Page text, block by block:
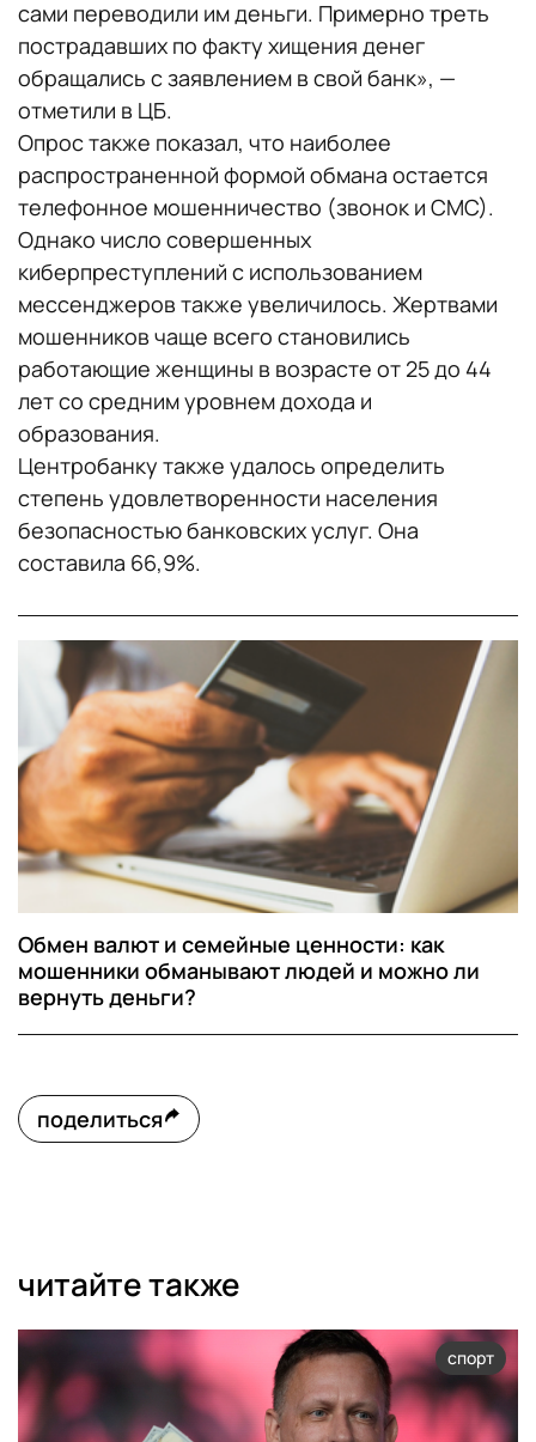
сами переводили им деньги. Примерно треть
пострадавших по факту хищения денег
обращались с заявлением в свой банк», —
отметили в ЦБ.
Опрос также показал, что наиболее
распространенной формой обмана остается
телефонное мошенничество (звонок и СМС).
Однако число совершенных
киберпреступлений с использованием
мессенджеров также увеличилось. Жертвами
мошенников чаще всего становились
работающие женщины в возрасте от 25 до 44
лет со средним уровнем дохода и
образования.
Центробанку также удалось определить
степень удовлетворенности населения
безопасностью банковских услуг. Она
составила 66,9%.
Обмен валют и семейные ценности: как
мошенники обманывают людей и можно ли
вернуть деньги?
поделиться
читайте также
спорт